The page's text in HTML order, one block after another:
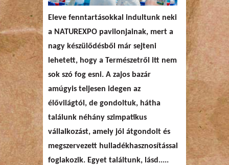
Eleve fenntartásokkal indultunk neki
a NATUREXPO pavilonjainak, mert a
nagy készülődésből már sejteni
lehetett, hogy a Természetről itt nem
sok szó fog esni. A zajos bazár
amúgyis teljesen idegen az
élővilágtól, de gondoltuk, hátha
találunk néhány szimpatikus
vállalkozást, amely jól átgondolt és
megszervezett hulladékhasznosítással
foglakozik. Egyet találtunk, lásd.....